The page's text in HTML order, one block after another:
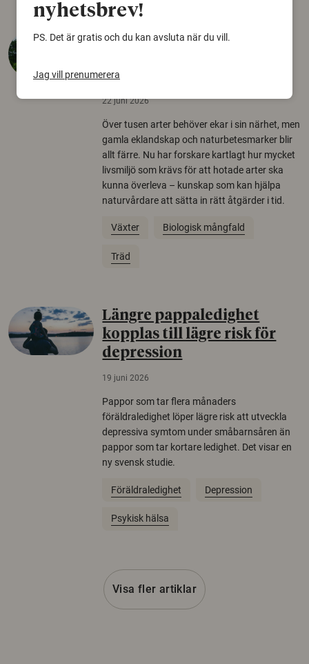
Så mycket eklandskap
arter
22 juni 2026
Över tusen arter behöver ekar i sin närhet, men
gamla eklandskap och naturbetesmarker blir
allt färre. Nu har forskare kartlagt hur mycket
livsmiljö som krävs för att hotade arter ska
kunna överleva – kunskap som kan hjälpa
naturvårdare att sätta in rätt åtgärder i tid.
Växter Biologisk mångfald
Träd
Längre pappaledighet
kopplas till lägre risk för
depression
19 juni 2026
Pappor som tar flera månaders
föräldraledighet löper lägre risk att utveckla
depressiva symtom under småbarnsåren än
pappor som tar kortare ledighet. Det visar en
ny svensk studie.
Föräldraledighet Depression
Psykisk hälsa
Visa fler artiklar
nyhetsbrev!
PS. Det är gratis och du kan avsluta när du vill.
Jag vill prenumerera